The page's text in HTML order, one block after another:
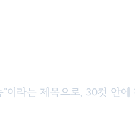
라는 제목으로, 30컷 안에